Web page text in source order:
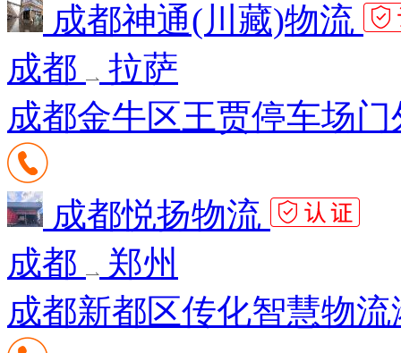
成都神通(川藏)物流
成都
拉萨
成都金牛区王贾停车场门
成都悦扬物流
成都
郑州
成都新都区传化智慧物